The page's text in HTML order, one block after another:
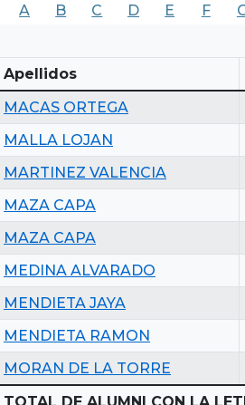
A B C D E F
Apellidos
MACAS ORTEGA
MALLA LOJAN
MARTINEZ VALENCIA
MAZA CAPA
MAZA CAPA
MEDINA ALVARADO
MENDIETA JAYA
MENDIETA RAMON
MORAN DE LA TORRE
TOTAL DE ALUMNI CON LA